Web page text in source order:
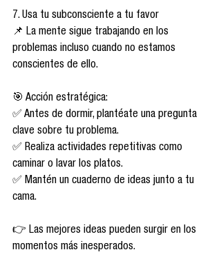
7. Usa tu subconsciente a tu favor
📌 La mente sigue trabajando en los
problemas incluso cuando no estamos
conscientes de ello.
🎯 Acción estratégica:
✅ Antes de dormir, plantéate una pregunta
clave sobre tu problema.
✅ Realiza actividades repetitivas como
caminar o lavar los platos.
✅ Mantén un cuaderno de ideas junto a tu
cama.
👉 Las mejores ideas pueden surgir en los
momentos más inesperados.